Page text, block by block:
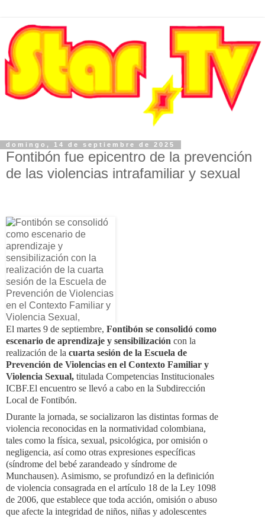
domingo, 14 de septiembre de 2025
Fontibón fue epicentro de la prevención
de las violencias intrafamiliar y sexual
El martes 9 de septiembre, Fontibón se consolidó como
escenario de aprendizaje y sensibilización con la
realización de la cuarta sesión de la Escuela de
Prevención de Violencias en el Contexto Familiar y
Violencia Sexual, titulada Competencias Institucionales
ICBF.El encuentro se llevó a cabo en la Subdirección
Local de Fontibón.
Durante la jornada, se socializaron las distintas formas de
violencia reconocidas en la normatividad colombiana,
tales como la física, sexual, psicológica, por omisión o
negligencia, así como otras expresiones específicas
(síndrome del bebé zarandeado y síndrome de
Munchausen). Asimismo, se profundizó en la definición
de violencia consagrada en el artículo 18 de la Ley 1098
de 2006, que establece que toda acción, omisión o abuso
que afecte la integridad de niños, niñas y adolescentes